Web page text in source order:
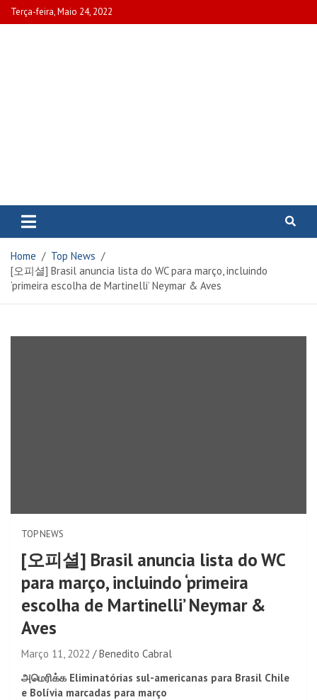
Skip
to
Terça-feira, Maio 24, 2022
www.portalcascais.pt
recentes e veja programas de TV,
reportagens e podcasts
www.portalcascais.pt
Home
Top News
[오피셜] Brasil anuncia lista do WC para março, incluindo
‘primeira escolha de Martinelli’ Neymar & Aves
TOP NEWS
[오피셜] Brasil anuncia lista do WC
para março, incluindo ‘primeira
escolha de Martinelli’ Neymar &
Aves
Março 11, 2022
Benedito Cabral
அமெரிக்க Eliminatórias sul-americanas para Brasil Chile
e Bolívia marcadas para março